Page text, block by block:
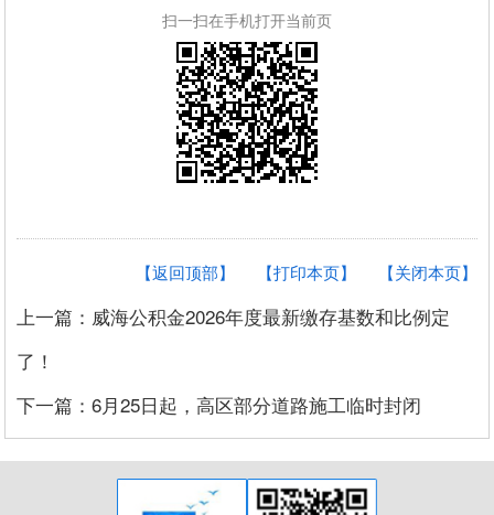
扫一扫在手机打开当前页
【关闭本页】
【打印本页】
【返回顶部】
上一篇：威海公积金2026年度最新缴存基数和比例定
了！
下一篇：6月25日起，高区部分道路施工临时封闭